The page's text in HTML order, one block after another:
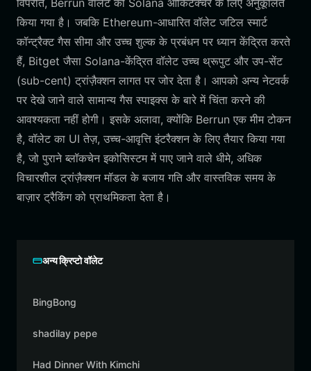
विपरीत, Berrun वॉलेट को Solana आर्किटेक्चर के लिए अनुकूलित
किया गया है। जबकि Ethereum-आधारित वॉलेट जटिल स्मार्ट
कॉन्ट्रैक्ट गैस सीमा और उच्च शुल्क के प्रबंधन पर ध्यान केंद्रित करते
हैं, Bitget जैसा Solana-केंद्रित वॉलेट उच्च थ्रूपुट और उप-सेंट
(sub-cent) ट्रांज़ैक्शन लागत पर जोर देता है। आपको अन्य नेटवर्क
पर देखे जाने वाले सामान्य गैस स्पाइक्स के बारे में चिंता करने की
आवश्यकता नहीं होगी। इसके अलावा, क्योंकि Berrun एक मीम टोकन
है, वॉलेट का UI तेज़, उच्च-आवृत्ति इंटरैक्शन के लिए तैयार किया गया
है, जो पुराने ब्लॉकचेन इकोसिस्टम में पाए जाने वाले धीमे, अधिक
विचारशील ट्रांज़ैक्शन मॉडल के बजाय गति और वास्तविक समय के
बाज़ार ट्रैकिंग को प्राथमिकता देता है।
अन्य क्रिप्टो वॉलेट
BingBong
shadilay pepe
Had Dinner With Kimchi